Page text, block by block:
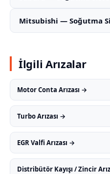
Mitsubishi — Soğutma
İlgili Arızalar
Motor Conta Arızası →
Turbo Arızası →
EGR Valfi Arızası →
Distribütör Kayışı / Zincir